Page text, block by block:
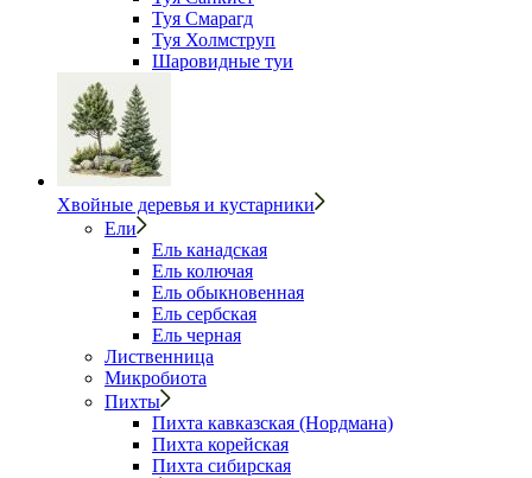
Туя Смарагд
Туя Холмструп
Шаровидные туи
Хвойные деревья и кустарники
Ели
Ель канадская
Ель колючая
Ель обыкновенная
Ель сербская
Ель черная
Лиственница
Микробиота
Пихты
Пихта кавказская (Нордмана)
Пихта корейская
Пихта сибирская